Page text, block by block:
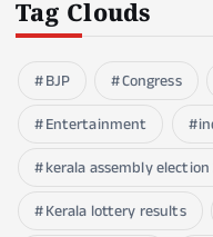
Tag Clouds
BJP Congress
Entertainment
kerala assembly election
Kerala lottery results